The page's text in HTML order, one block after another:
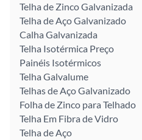
Telha de Zinco Galvanizada
Telha de Aço Galvanizado
Calha Galvanizada
Telha Isotérmica Preço
Painéis Isotérmicos
Telha Galvalume
Telhas de Aço Galvanizado
Folha de Zinco para Telhado
Telha Em Fibra de Vidro
Telha de Aço